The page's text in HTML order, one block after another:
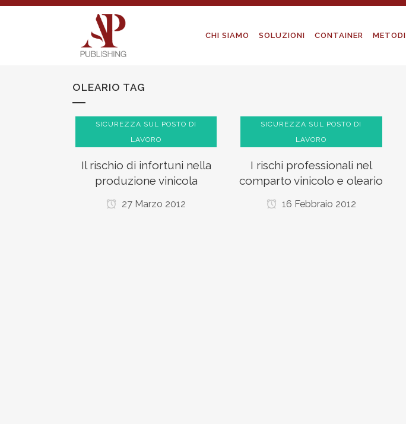
CHI SIAMO SOLUZIONI CONTAINER METODI
OLEARIO TAG
SICUREZZA SUL POSTO DI
LAVORO
Il rischio di infortuni nella
produzione vinicola
27 Marzo 2012
SICUREZZA SUL POSTO DI
LAVORO
I rischi professionali nel
comparto vinicolo e oleario
16 Febbraio 2012